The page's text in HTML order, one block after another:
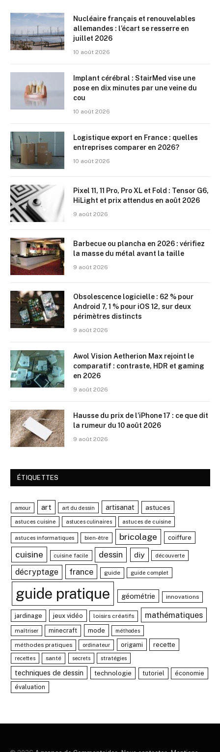
Nucléaire français et renouvelables
allemandes : l’écart se resserre en
juillet 2026
10 août 2026
Implant cérébral : StairMed vise une
pose en dix minutes par une veine du
cou
10 août 2026
Logistique export en France : quelles
entreprises comparer en 2026?
10 août 2026
Pixel 11, 11 Pro, Pro XL et Fold : Tensor G6,
HiLight et prix attendus en août 2026
9 août 2026
Barbecue ou plancha en 2026 : vérifiez
la masse du métal avant la taille
9 août 2026
Obsolescence logicielle : 62 % pour
Android 7, 1 % pour iOS 12, sur deux
périmètres distincts
9 août 2026
Awol Vision Aetherion Max rejoint le
comparatif : contraste, HDR et gaming
en 2026
9 août 2026
Hausse du prix de l’iPhone 17 : ce que dit
la rumeur du 10 août 2026
9 août 2026
ÉTIQUETTES
amour art art du dessin artisanat astuces
astuces cuisine astuces culinaires astuces de cuisine
astuces informatiques bien-être bricolage coiffure
cuisine cuisine facile dessin diy découverte
décryptage france guide guide complet
guide pratique géométrie innovations
jardinage jeux vidéo loisirs créatifs mathématiques
maîtriser minecraft mode méthodes
méthodes pratiques ordinateur origami recette
recettes santé secrets stratégies
techniques de dessin technologie tutoriel
économie
évaluation